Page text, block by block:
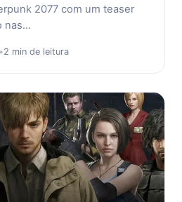
2077 com um teaser
nas…
•2 min de leitura